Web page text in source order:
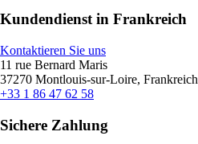
Kundendienst in Frankreich
Kontaktieren Sie uns
11 rue Bernard Maris
37270 Montlouis-sur-Loire, Frankreich
+33 1 86 47 62 58
Sichere Zahlung